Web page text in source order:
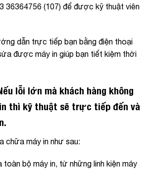
36364756 (107) để được kỹ thuật viên
dẫn trực tiếp bạn bằng điện thoại
được máy in giúp bạn tiết kiệm thời
lỗi lớn mà khách hàng không
thì kỹ thuật sẽ trực tiếp đến và
chữa máy in như sau:
toàn bộ máy in, từ những linh kiện máy